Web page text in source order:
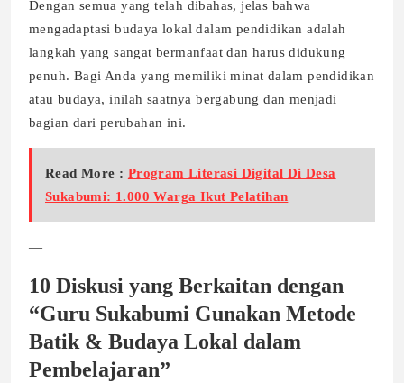
Dengan semua yang telah dibahas, jelas bahwa
mengadaptasi budaya lokal dalam pendidikan adalah
langkah yang sangat bermanfaat dan harus didukung
penuh. Bagi Anda yang memiliki minat dalam pendidikan
atau budaya, inilah saatnya bergabung dan menjadi
bagian dari perubahan ini.
Read More : Program Literasi Digital Di Desa
Sukabumi: 1.000 Warga Ikut Pelatihan
—
10 Diskusi yang Berkaitan dengan
“Guru Sukabumi Gunakan Metode
Batik & Budaya Lokal dalam
Pembelajaran”